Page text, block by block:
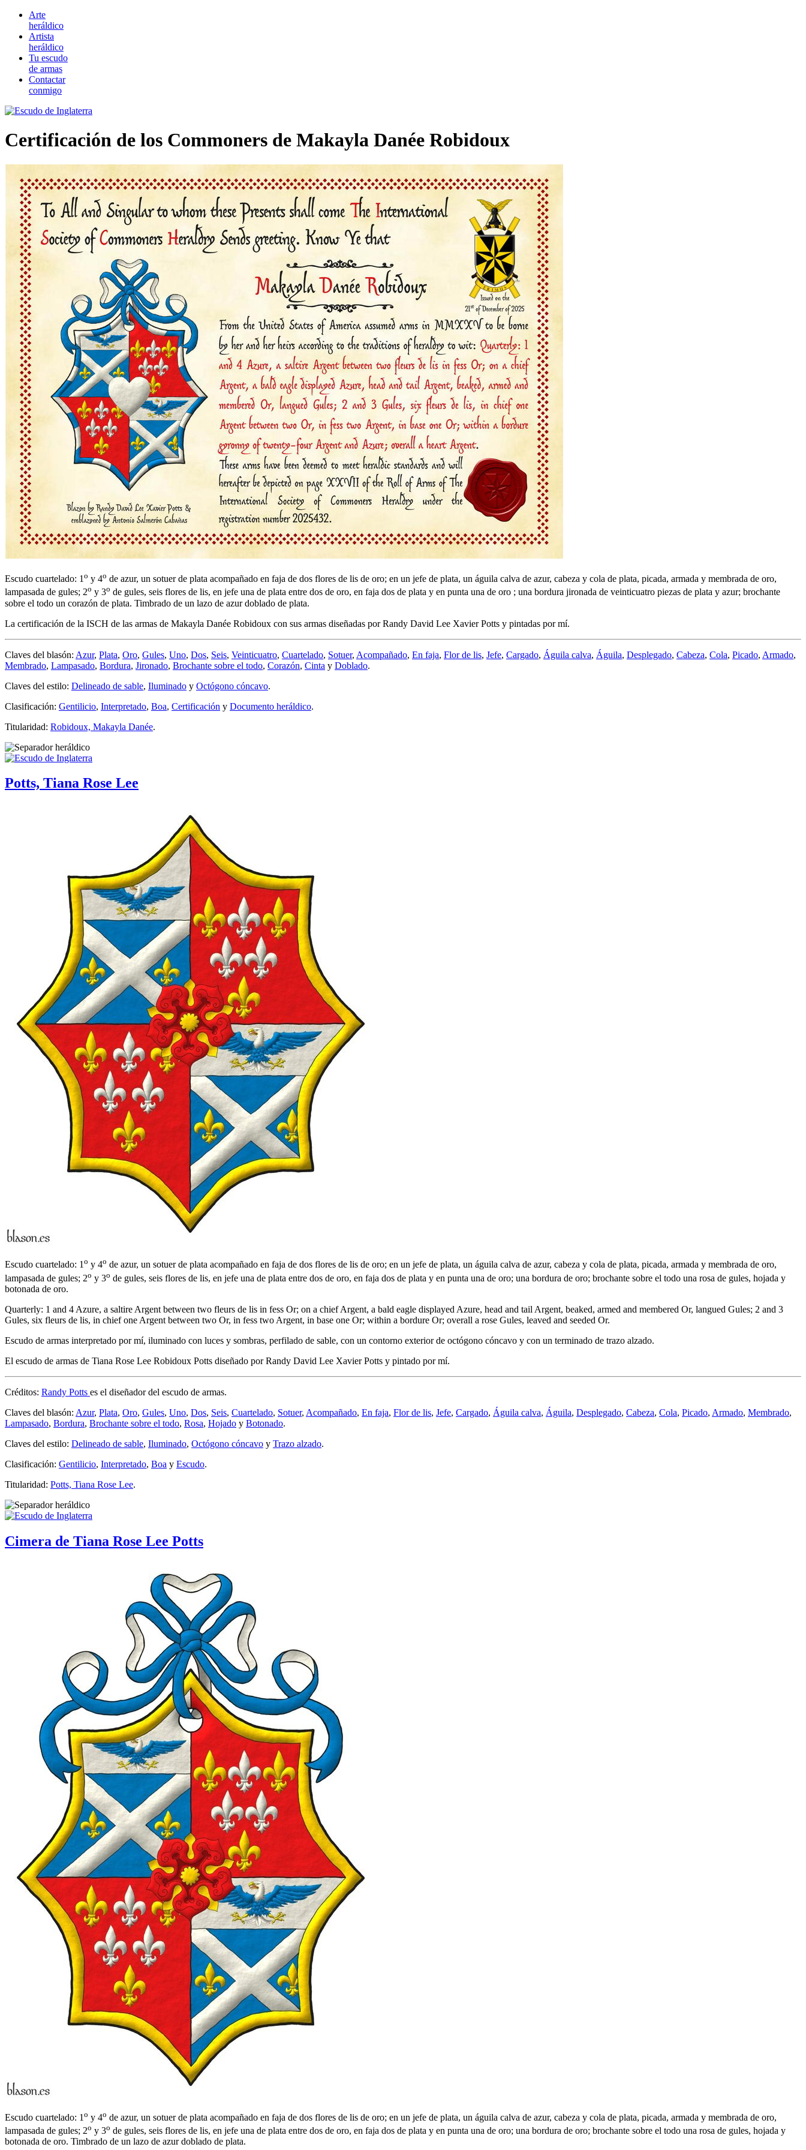
Arte
heráldico
Artista
heráldico
Tu escudo
de armas
Contactar
conmigo
Certificación de los Commoners de Makayla Danée Robidoux
Escudo cuartelado: 1 o y 4o de azur, un sotuer de plata acompañado en faja de dos flores de lis de oro; en un jefe de plata, un águila calva de azur, cabeza y cola de plata, picada, armada y membrada de oro,
lampasada de gules; 2o y 3o de gules, seis flores de lis, en jefe una de plata entre dos de oro, en faja dos de plata y en punta una de oro ; una bordura jironada de veinticuatro piezas de plata y azur; brochante
sobre el todo un corazón de plata. Timbrado de un lazo de azur doblado de plata.
La certificación de la ISCH de las armas de Makayla Danée Robidoux con sus armas diseñadas por Randy David Lee Xavier Potts y pintadas por mí.
Claves del blasón: Azur, Plata, Oro, Gules, Uno, Dos, Seis, Veinticuatro, Cuartelado, Sotuer, Acompañado, En faja, Flor de lis, Jefe, Cargado, Águila calva, Águila, Desplegado, Cabeza, Cola, Picado, Armado,
Membrado, Lampasado, Bordura, Jironado, Brochante sobre el todo, Corazón, Cinta y Doblado.
Claves del estilo: Delineado de sable, Iluminado y Octógono cóncavo.
Clasificación: Gentilicio, Interpretado, Boa, Certificación y Documento heráldico.
Titularidad: Robidoux, Makayla Danée.
Potts, Tiana Rose Lee
Escudo cuartelado: 1o y 4o de azur, un sotuer de plata acompañado en faja de dos flores de lis de oro; en un jefe de plata, un águila calva de azur, cabeza y cola de plata, picada, armada y membrada de oro,
lampasada de gules; 2o y 3o de gules, seis flores de lis, en jefe una de plata entre dos de oro, en faja dos de plata y en punta una de oro; una bordura de oro; brochante sobre el todo una rosa de gules, hojada y
botonada de oro.
Quarterly: 1 and 4 Azure, a saltire Argent between two fleurs de lis in fess Or; on a chief Argent, a bald eagle displayed Azure, head and tail Argent, beaked, armed and membered Or, langued Gules; 2 and 3
Gules, six fleurs de lis, in chief one Argent between two Or, in fess two Argent, in base one Or; within a bordure Or; overall a rose Gules, leaved and seeded Or.
Escudo de armas interpretado por mí, iluminado con luces y sombras, perfilado de sable, con un contorno exterior de octógono cóncavo y con un terminado de trazo alzado.
El escudo de armas de Tiana Rose Lee Robidoux Potts diseñado por Randy David Lee Xavier Potts y pintado por mí.
Créditos: Randy Potts es el diseñador del escudo de armas.
Claves del blasón: Azur, Plata, Oro, Gules, Uno, Dos, Seis, Cuartelado, Sotuer, Acompañado, En faja, Flor de lis, Jefe, Cargado, Águila calva, Águila, Desplegado, Cabeza, Cola, Picado, Armado, Membrado,
Lampasado, Bordura, Brochante sobre el todo, Rosa, Hojado y Botonado.
Claves del estilo: Delineado de sable, Iluminado, Octógono cóncavo y Trazo alzado.
Clasificación: Gentilicio, Interpretado, Boa y Escudo.
Titularidad: Potts, Tiana Rose Lee.
Cimera de Tiana Rose Lee Potts
Escudo cuartelado: 1 o y 4o de azur, un sotuer de plata acompañado en faja de dos flores de lis de oro; en un jefe de plata, un águila calva de azur, cabeza y cola de plata, picada, armada y membrada de oro,
lampasada de gules; 2o y 3o de gules, seis flores de lis, en jefe una de plata entre dos de oro, en faja dos de plata y en punta una de oro; una bordura de oro; brochante sobre el todo una rosa de gules, hojada y
botonada de oro. Timbrado de un lazo de azur doblado de plata.